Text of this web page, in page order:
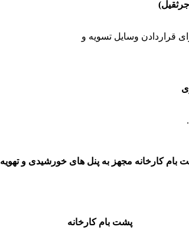
قراردادن وسایل تسویه و
بام کارخانه مجهز به پنل های خورشیدی و تهویه
پشت بام کارخانه